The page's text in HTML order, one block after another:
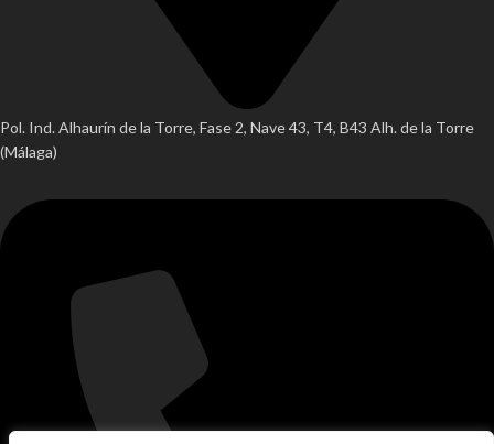
Pol. Ind. Alhaurín de la Torre, Fase 2, Nave 43, T4, B43 Alh. de la Torre
(Málaga)